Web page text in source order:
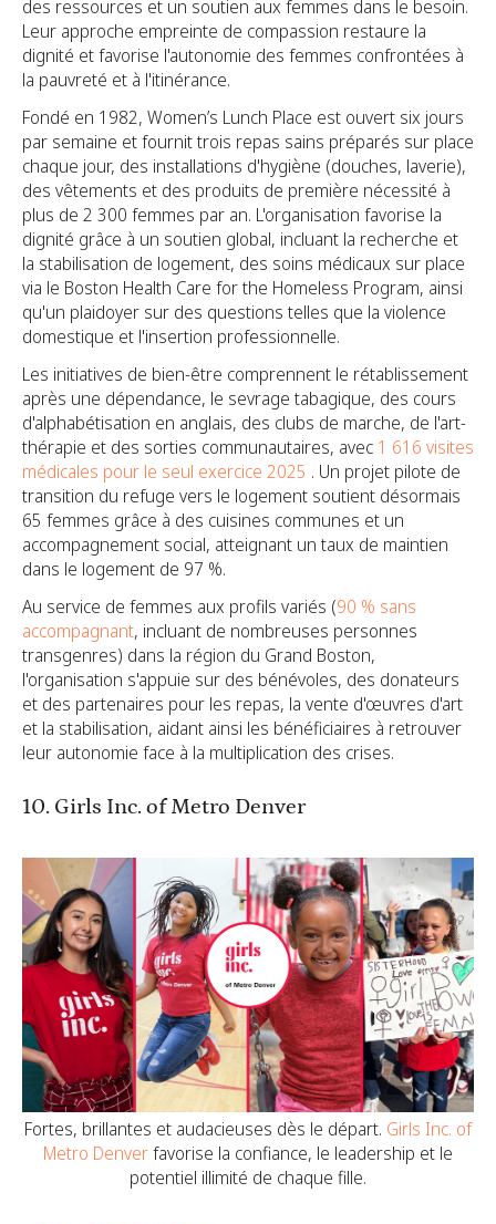
des ressources et un soutien aux femmes dans le besoin.
Leur approche empreinte de compassion restaure la
dignité et favorise l'autonomie des femmes confrontées à
la pauvreté et à l'itinérance.
Fondé en 1982, Women’s Lunch Place est ouvert six jours
par semaine et fournit trois repas sains préparés sur place
chaque jour, des installations d'hygiène (douches, laverie),
des vêtements et des produits de première nécessité à
plus de 2 300 femmes par an. L'organisation favorise la
dignité grâce à un soutien global, incluant la recherche et
la stabilisation de logement, des soins médicaux sur place
via le Boston Health Care for the Homeless Program, ainsi
qu'un plaidoyer sur des questions telles que la violence
domestique et l'insertion professionnelle.
Les initiatives de bien-être comprennent le rétablissement
après une dépendance, le sevrage tabagique, des cours
d'alphabétisation en anglais, des clubs de marche, de l'art-
thérapie et des sorties communautaires, avec 1 616 visites
médicales pour le seul exercice 2025 . Un projet pilote de
transition du refuge vers le logement soutient désormais
65 femmes grâce à des cuisines communes et un
accompagnement social, atteignant un taux de maintien
dans le logement de 97 %.
Au service de femmes aux profils variés (90 % sans
accompagnant, incluant de nombreuses personnes
transgenres) dans la région du Grand Boston,
l'organisation s'appuie sur des bénévoles, des donateurs
et des partenaires pour les repas, la vente d'œuvres d'art
et la stabilisation, aidant ainsi les bénéficiaires à retrouver
leur autonomie face à la multiplication des crises.
10. Girls Inc. of Metro Denver
Fortes, brillantes et audacieuses dès le départ. Girls Inc. of
Metro Denverfavorise la confiance, le leadership et le
potentiel illimité de chaque fille.